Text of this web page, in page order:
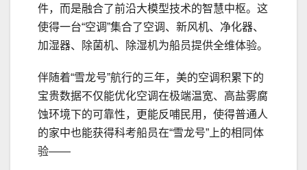
件，而是融合了前沿大模型技术的智慧中枢。这
使得一台“空调”集合了空调、新风机、净化器、
加湿器、除菌机、除湿机为船员提供全维体验。
伴随着“雪龙号”航行的三年，美的空调积累下的
宝贵数据不仅能优化空调在极端温宽、高盐雾腐
蚀环境下的可靠性，更能反哺民用，使得普通人
的家中也能获得科考船员在“雪龙号”上的相同体
验——